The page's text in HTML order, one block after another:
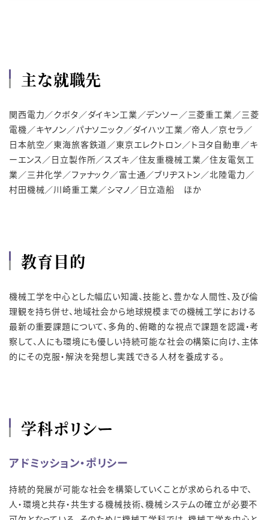
主な就職先
関西電力／クボタ／ダイキン工業／デンソー／三菱重工業／三菱
電機／キヤノン／パナソニック／ダイハツ工業／帝人／京セラ／
日本航空／東海旅客鉄道／東京エレクトロン／トヨタ自動車／キ
ーエンス／日立製作所／スズキ／住友重機械工業／住友電気工
業／三井化学／ファナック／富士通／ブリヂストン／北陸電力／
村田機械／川崎重工業／シマノ／日立造船 ほか
教育目的
機械工学を中心とした幅広い知識、技能と、豊かな人間性、及び倫
理観を持ち併せ、地域社会から地球規模までの機械工学における
最新の重要課題について、多角的、俯瞰的な視点で課題を認識・考
察して、人にも環境にも優しい持続可能な社会の構築に向け、主体
的にその克服・解決を発想し実践できる人材を養成する。
学科ポリシー
アドミッション・ポリシー
持続的発展が可能な社会を構築していくことが求められる中で、
人・環境と共存・共生する機械技術、機械システムの確立が必要不